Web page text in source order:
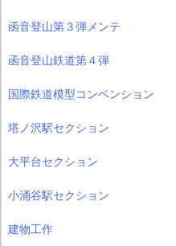
函音登山第３弾メンテ
函音登山鉄道第４弾
国際鉄道模型コンベンション
塔ノ沢駅セクション
大平台セクション
小涌谷駅セクション
建物工作